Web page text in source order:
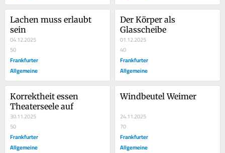
Lachen muss erlaubt
sein
04.12.2025
50
Frankfurter
Allgemeine
Der Körper als
Glasscheibe
01.12.2025
40
Frankfurter
Allgemeine
Korrektheit essen
Theaterseele auf
30.11.2025
50
Frankfurter
Allgemeine
Windbeutel Weimer
24.11.2025
70
Frankfurter
Allgemeine